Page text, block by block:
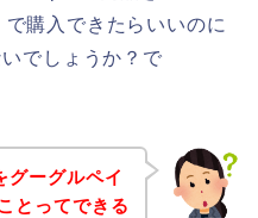
購入できたらいいのに
でしょうか？で
ーグルペイ
とってできる